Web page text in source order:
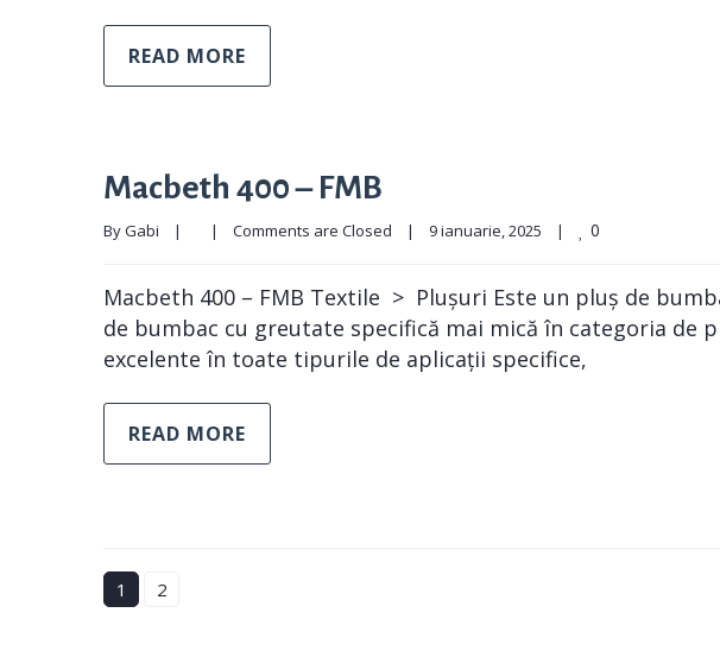
READ MORE
Macbeth 400 – FMB
By Gabi | | Comments are Closed | 9 ianuarie, 2025 | 0
Macbeth 400 – FMB Textile > Plușuri Este un pluș de
de bumbac cu greutate specifică mai mică în categoria
excelente în toate tipurile de aplicații specifice,
READ MORE
1 2